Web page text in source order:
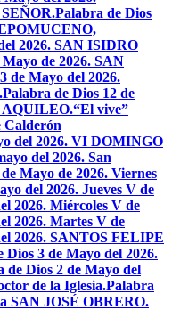
Palabra de Dios
2026. SAN ISIDRO
de 2026. SAN
de Mayo del 2026.
Palabra de Dios 12 de
AQUILEO.“El vive”
Calderón
del 2026. VI DOMINGO
del 2026. San
Mayo de 2026. Viernes
del 2026. Jueves V de
2026. Miércoles V de
2026. Martes V de
2026. SANTOS FELIPE
Dios 3 de Mayo del 2026.
de Dios 2 de Mayo del
de la Iglesia.Palabra
SAN JOSÉ OBRERO.